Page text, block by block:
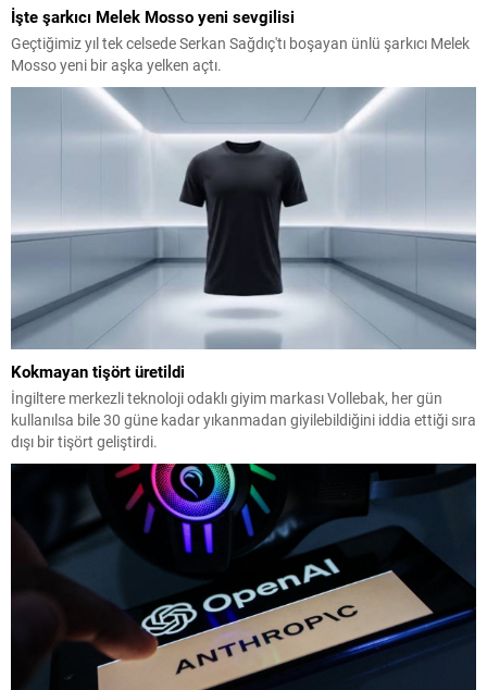
İşte şarkıcı Melek Mosso yeni sevgilisi
Geçtiğimiz yıl tek celsede Serkan Sağdıç'tı boşayan ünlü şarkıcı Melek
Mosso yeni bir aşka yelken açtı.
Kokmayan tişört üretildi
İngiltere merkezli teknoloji odaklı giyim markası Vollebak, her gün
kullanılsa bile 30 güne kadar yıkanmadan giyilebildiğini iddia ettiği sıra
dışı bir tişört geliştirdi.